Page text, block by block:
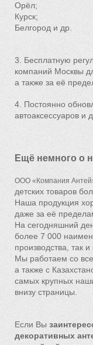
Орёл;
Курск;
Белгород и др.
3. Бесплатную
компаний Москвы
а также за её
4. Постоянно
автоаксессуаров и
Ещё немного о
ООО «Компания
детских товаров
Наша продукция
даже за её
На сегодняшний
более 7 000
производства, так
Мы работаем со
а также с
самых крупных
внизу страницы.
Если Вы заинтере
декоративных